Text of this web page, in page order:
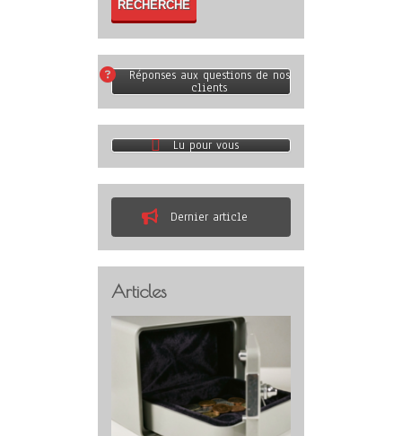
Réponses aux questions de nos
clients
Lu pour vous
Dernier article
Articles